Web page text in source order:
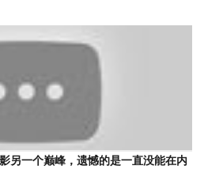
另一个巅峰，遗憾的是一直没能在内